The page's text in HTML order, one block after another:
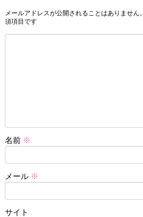
メールアドレスが公開されることはありません。
須項目です
名前 ※
メール ※
サイト